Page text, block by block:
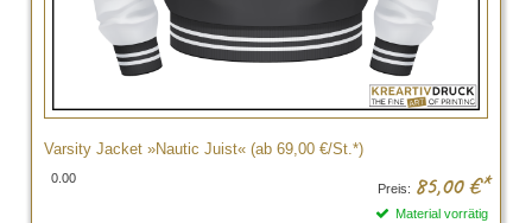
Varsity Jacket »Nautic Juist« (ab 69,00 €/St.*)
0.00
Preis: 85,00 €*
Material vorrätig